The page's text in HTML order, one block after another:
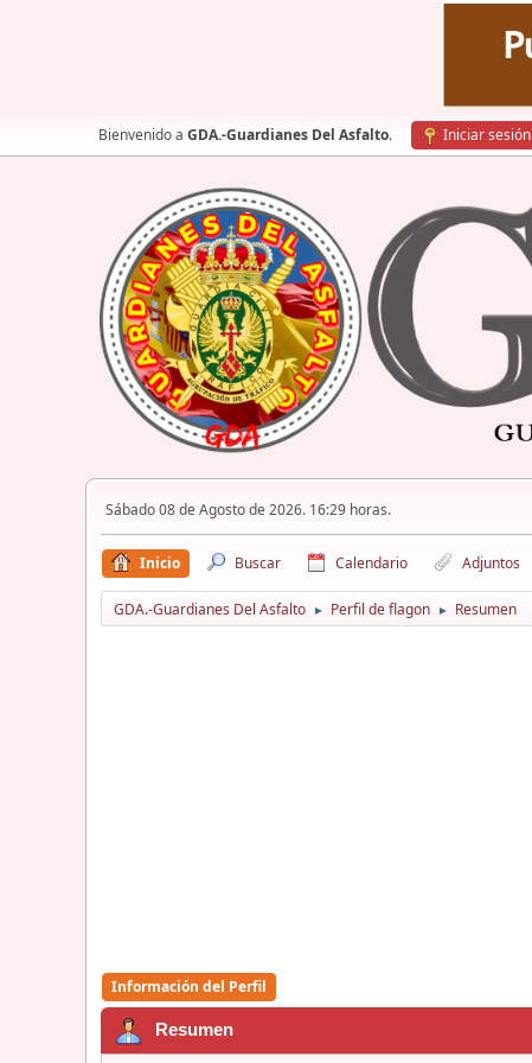
Bienvenido a GDA.-Guardianes Del Asfalto. Iniciar sesión
Sábado 08 de Agosto de 2026. 16:29 horas.
Inicio Buscar Calendario Adjuntos
GDA.-Guardianes Del Asfalto ► Perfil de flagon ► Resumen
Información del Perfil
Resumen